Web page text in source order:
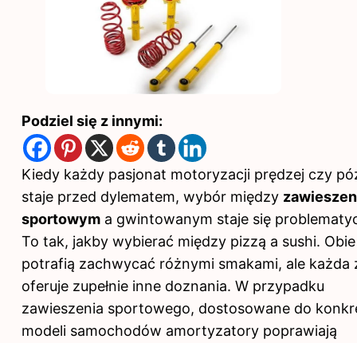
Podziel się z innymi:
Kiedy każdy pasjonat motoryzacji prędzej czy
staje przed dylematem, wybór między
sportowym a gwintowanym staje się
To tak, jakby wybierać między pizzą a sushi.
potrafią zachwycać różnymi smakami, ale każda
oferuje zupełnie inne doznania. W przypadku
zawieszenia sportowego, dostosowane do
modeli samochodów amortyzatory poprawiają